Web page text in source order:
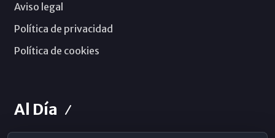
Aviso legal
Política de privacidad
Política de cookies
Al Día